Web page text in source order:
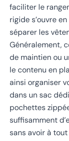
faciliter le
rigide s’ouvre
séparer les
Généralement,
de maintien ou
le contenu en
ainsi organiser
dans un sac
pochettes
suffisamment
sans avoir à